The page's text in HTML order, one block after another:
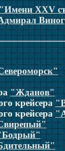
"Имени XXV
"Жданов"
крейсера
крейсера